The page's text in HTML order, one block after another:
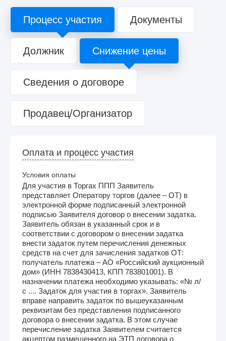
Процесс участия Документы
Должник Снижение цены
Сведения о договоре
Продавец/Организатор
Оплата и процесс участия
Условия оплаты
Для участия в Торгах ППП Заявитель
представляет Оператору торгов (далее – ОТ) в
электронной форме подписанный электронной
подписью Заявителя договор о внесении задатка.
Заявитель обязан в указанный срок и в
соответствии с договором о внесении задатка
внести задаток путем перечисления денежных
средств на счет для зачисления задатков ОТ:
получатель платежа – АО «Российский аукционный
дом» (ИНН 7838430413, КПП 783801001). В
назначении платежа необходимо указывать: «№ л/
с .... Задаток для участия в торгах». Заявитель
вправе направить задаток по вышеуказанным
реквизитам без представления подписанного
договора о внесении задатка. В этом случае
перечисление задатка Заявителем считается
акцептом размещенного на ЭТП договора о